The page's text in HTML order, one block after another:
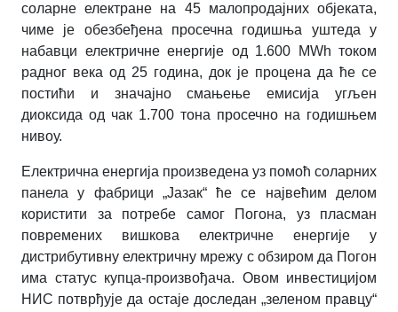
соларне електране на 45 малопродајних објеката,
чиме је обезбеђена просечна годишња уштеда у
набавци електричне енергије од 1.600 MWh током
радног века од 25 година, док је процена да ће се
постићи и значајно смањење емисија угљен
диоксида од чак 1.700 тона просечно на годишњем
нивоу.
Eлектрична енергија произведена уз помоћ соларних
панела у фабрици „Јазак“ ће се највећим делом
користити за потребе самог Погона, уз пласман
повремених вишкова електричне енергије у
дистрибутивну електричну мрежу с обзиром да Погон
има статус купца-произвођача. Овом инвестицијом
НИС потврђује да остаје доследан „зеленом правцу“